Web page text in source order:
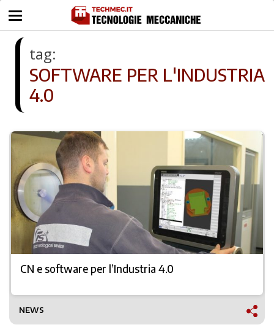
tag:
SOFTWARE PER L'INDUSTRIA
4.0
CN e software per l’Industria 4.0
NEWS